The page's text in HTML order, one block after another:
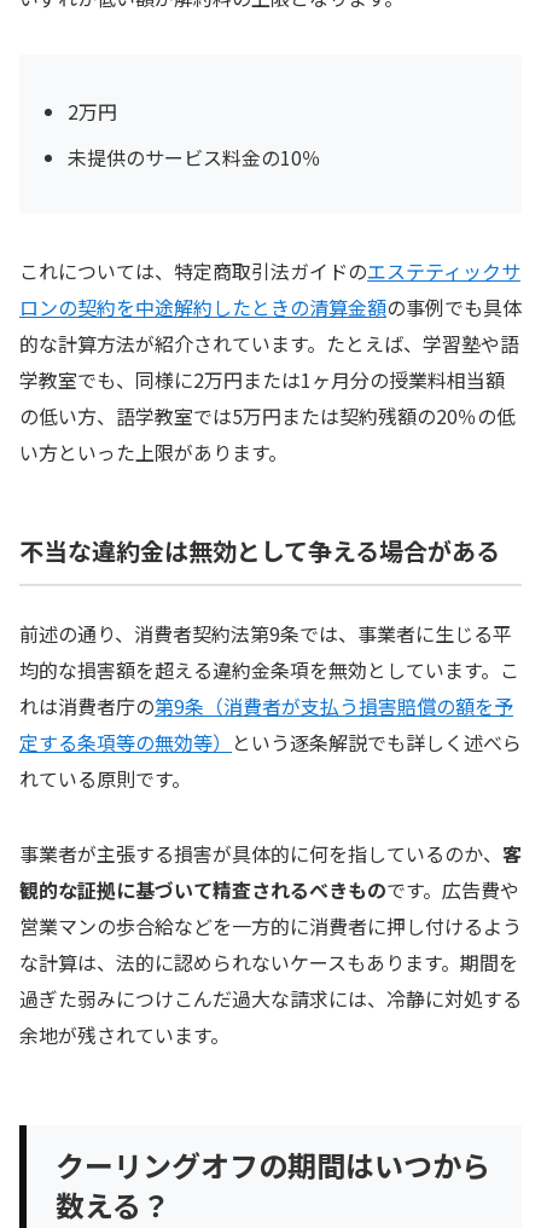
2万円
未提供のサービス料金の10％
これについては、特定商取引法ガイドのエステティックサ
ロンの契約を中途解約したときの清算金額の事例でも具体
的な計算方法が紹介されています。たとえば、学習塾や語
学教室でも、同様に2万円または1ヶ月分の授業料相当額
の低い方、語学教室では5万円または契約残額の20％の低
い方といった上限があります。
不当な違約金は無効として争える場合がある
前述の通り、消費者契約法第9条では、事業者に生じる平
均的な損害額を超える違約金条項を無効としています。こ
れは消費者庁の第9条（消費者が支払う損害賠償の額を予
定する条項等の無効等） という逐条解説でも詳しく述べら
れている原則です。
事業者が主張する損害が具体的に何を指しているのか、 客
観的な証拠に基づいて精査されるべきものです。広告費や
営業マンの歩合給などを一方的に消費者に押し付けるよう
な計算は、法的に認められないケースもあります。期間を
過ぎた弱みにつけこんだ過大な請求には、冷静に対処する
余地が残されています。
クーリングオフの期間はいつから
数える？